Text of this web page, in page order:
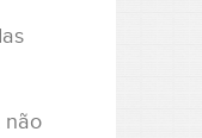
não